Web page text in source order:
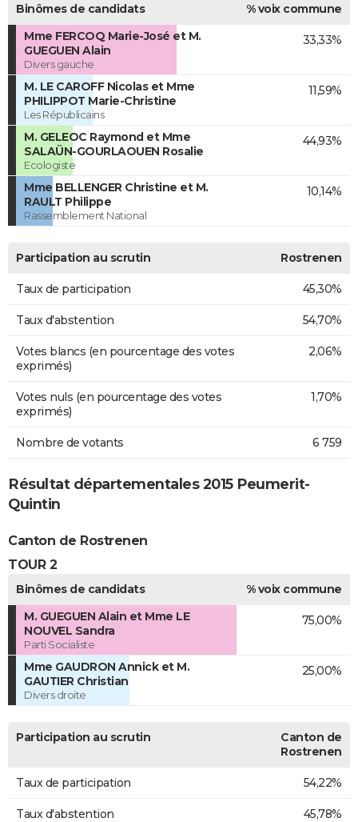
Binômes de candidats
% voix commune
Mme FERCOQ Marie-José et M.
GUEGUEN Alain
Divers gauche
33,33%
M. LE CAROFF Nicolas et Mme
PHILIPPOT Marie-Christine
Les Républicains
11,59%
M. GELEOC Raymond et Mme
SALAÜN-GOURLAOUEN Rosalie
Ecologiste
44,93%
Mme BELLENGER Christine et M.
RAULT Philippe
Rassemblement National
10,14%
Participation au scrutin Rostrenen
Taux de participation 45,30%
Taux d'abstention 54,70%
Votes blancs (en pourcentage des votes
exprimés)
2,06%
Votes nuls (en pourcentage des votes
exprimés)
1,70%
Nombre de votants 6 759
Résultat départementales 2015 Peumerit-
Quintin
Canton de Rostrenen
TOUR 2
Binômes de candidats
% voix commune
M. GUEGUEN Alain et Mme LE
NOUVEL Sandra
Parti Socialiste
75,00%
Mme GAUDRON Annick et M.
GAUTIER Christian
Divers droite
25,00%
Participation au scrutin
Canton de
Rostrenen
Taux de participation 54,22%
Taux d'abstention 45,78%